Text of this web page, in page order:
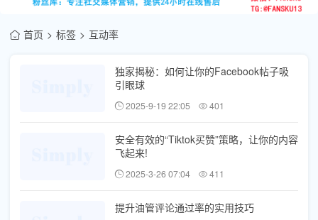
首页 标签 互动率
独家揭秘：如何让你的Facebook帖子吸
引眼球
2025-9-19 22:05 401
安全有效的“Tiktok买赞”策略，让你的内容
飞起来!
2025-3-26 07:04 411
提升油管评论通过率的实用技巧